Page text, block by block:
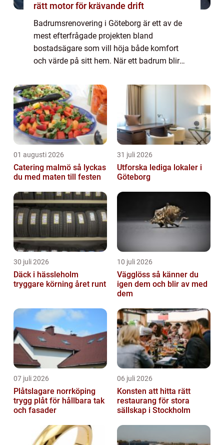
rätt motor för krävande drift
Badrumsrenovering i Göteborg är ett av de
mest efterfrågade projekten bland
bostadsägare som vill höja både komfort
och värde på sitt hem. När ett badrum blir
01 augusti 2026
Catering malmö så lyckas
du med maten till festen
31 juli 2026
Utforska lediga lokaler i
Göteborg
30 juli 2026
Däck i hässleholm
tryggare körning året runt
10 juli 2026
Vägglöss så känner du
igen dem och blir av med
dem
07 juli 2026
Plåtslagare norrköping
trygg plåt för hållbara tak
och fasader
06 juli 2026
Konsten att hitta rätt
restaurang för stora
sällskap i Stockholm